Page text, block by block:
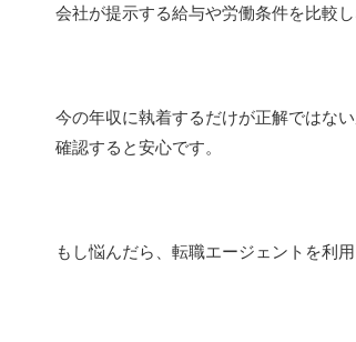
会社が提示する給与や労働条件を比較
今の年収に執着するだけが正解ではな
確認すると安心です。
もし悩んだら、転職エージェントを利